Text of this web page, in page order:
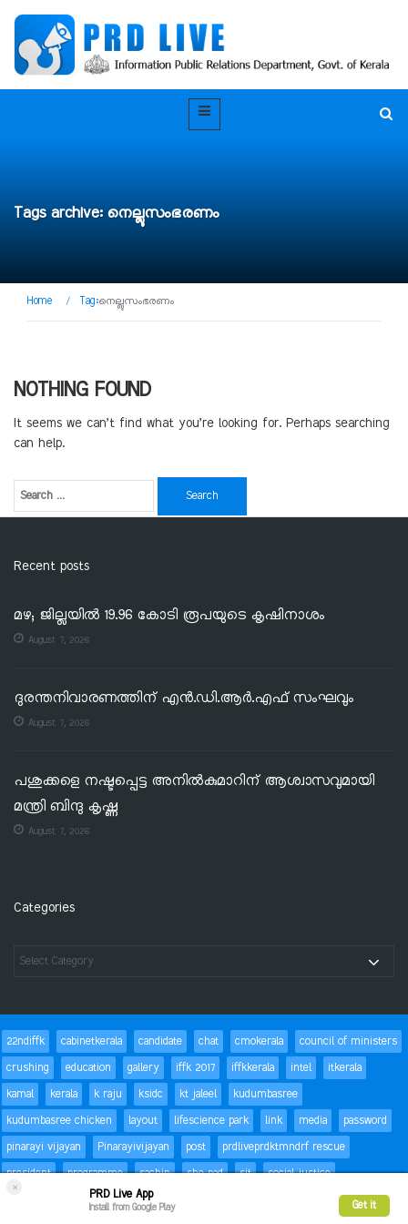
×
PRD Live App
Install from Google Play Get it
Tags archive: നെല്ലുസംഭരണം
Home / Tag:നെല്ലുസംഭരണം
NOTHING FOUND
It seems we can’t find what you’re looking for. Perhaps searching
can help.
Recent posts
മഴ; ജില്ലയില്‍ 19.96 കോടി രൂപയുടെ കൃഷിനാശം
August 7, 2026
ദുരന്തനിവാരണത്തിന് എൻ.ഡി.ആർ.എഫ് സംഘവും
August 7, 2026
പശുക്കളെ നഷ്ടപ്പെട്ട അനിൽകുമാറിന് ആശ്വാസവുമായി
മന്ത്രി ബിന്ദു കൃഷ്ണ
August 7, 2026
Categories
22ndiffk cabinetkerala candidate chat cmokerala
council of ministers
crushing
education gallery iffk 2017 iffkkerala intel
itkerala
kamal
kerala k raju ksidc kt jaleel
kudumbasree
kudumbasree chicken
layout lifescience park link media
password
pinarayi vijayan
Pinarayivijayan post
prdliveprdktmndrf rescue
president
programme sachin she pad sit
social justice
status Success
trackbacks